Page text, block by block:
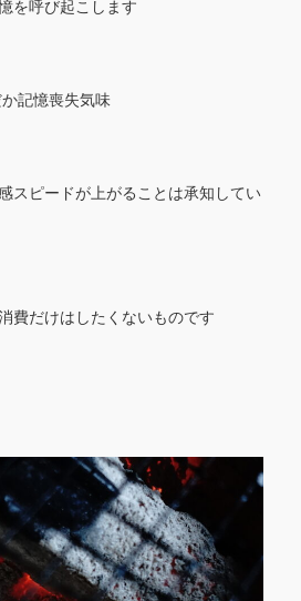
を呼び起こします
記憶喪失気味
スピードが上がることは承知してい
費だけはしたくないものです